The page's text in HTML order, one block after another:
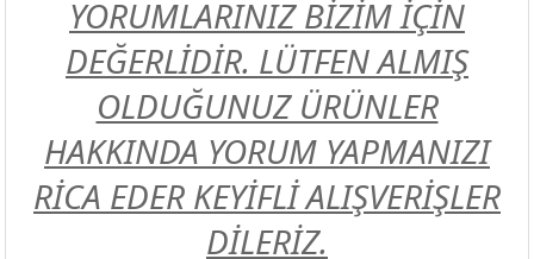
YORUMLARINIZ BİZİM İÇİN
DEĞERLİDİR. LÜTFEN ALMIŞ
OLDUĞUNUZ ÜRÜNLER
HAKKINDA YORUM YAPMANIZI
RİCA EDER KEYİFLİ ALIŞVERİŞLER
DİLERİZ.